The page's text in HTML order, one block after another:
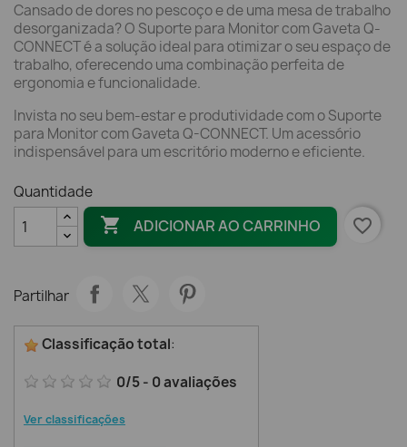
Cansado de dores no pescoço e de uma mesa de trabalho
desorganizada? O Suporte para Monitor com Gaveta Q-
CONNECT é a solução ideal para otimizar o seu espaço de
trabalho, oferecendo uma combinação perfeita de
ergonomia e funcionalidade.
Invista no seu bem-estar e produtividade com o Suporte
para Monitor com Gaveta Q-CONNECT. Um acessório
indispensável para um escritório moderno e eficiente.
Quantidade
 ADICIONAR AO CARRINHO favorite_border
Partilhar
Classificação total:
0/5- 0avaliações
Ver classificações